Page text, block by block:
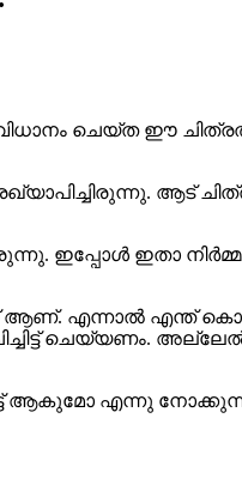
ചെയ്ത ഈ
ആട്
ഇപ്പോൾ ഇതാ
ആണ്. എന്നാൽ എന്ത്
ചെയ്യണം. അല്ലേൽ
ആകുമോ എന്നു